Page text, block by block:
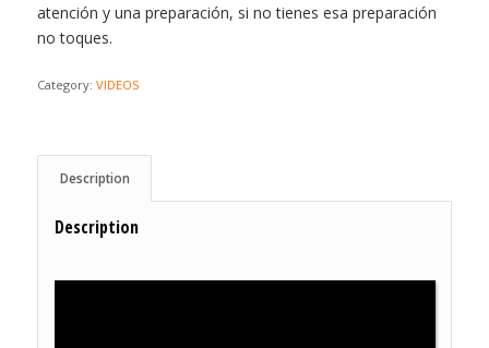
atención y una preparación, si no tienes esa preparación
no toques.
Category: VIDEOS
Description
Description